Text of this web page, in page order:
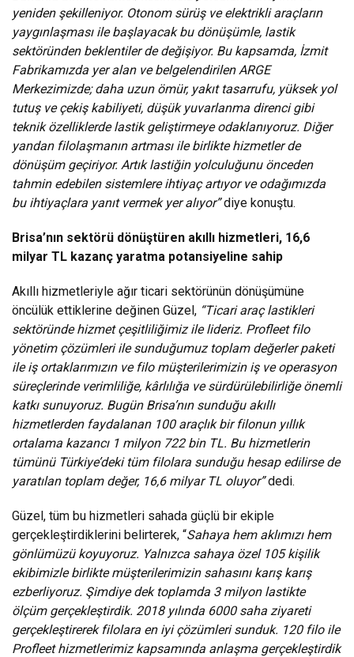
yeniden şekilleniyor. Otonom sürüş ve elektrikli araçların
yaygınlaşması ile başlayacak bu dönüşümle, lastik
sektöründen beklentiler de değişiyor. Bu kapsamda, İzmit
Fabrikamızda yer alan ve belgelendirilen ARGE
Merkezimizde; daha uzun ömür, yakıt tasarrufu, yüksek yol
tutuş ve çekiş kabiliyeti, düşük yuvarlanma direnci gibi
teknik özelliklerde lastik geliştirmeye odaklanıyoruz. Diğer
yandan filolaşmanın artması ile birlikte hizmetler de
dönüşüm geçiriyor. Artık lastiğin yolculuğunu önceden
tahmin edebilen sistemlere ihtiyaç artıyor ve odağımızda
bu ihtiyaçlara yanıt vermek yer alıyor”diye konuştu.
Brisa’nın sektörü dönüştüren akıllı hizmetleri, 16,6
milyar TL kazanç yaratma potansiyeline sahip
Akıllı hizmetleriyle ağır ticari sektörünün dönüşümüne
öncülük ettiklerine değinen Güzel, “Ticari araç lastikleri
sektöründe hizmet çeşitliliğimiz ile lideriz. Profleet filo
yönetim çözümleri ile sunduğumuz toplam değerler paketi
ile iş ortaklarımızın ve filo müşterilerimizin iş ve operasyon
süreçlerinde verimliliğe, kârlılığa ve sürdürülebilirliğe önemli
katkı sunuyoruz. Bugün Brisa’nın sunduğu akıllı
hizmetlerden faydalanan 100 araçlık bir filonun yıllık
ortalama kazancı 1 milyon 722 bin TL. Bu hizmetlerin
tümünü Türkiye’deki tüm filolara sunduğu hesap edilirse de
yaratılan toplam değer, 16,6 milyar TL oluyor”dedi.
Güzel, tüm bu hizmetleri sahada güçlü bir ekiple
gerçekleştirdiklerini belirterek, “Sahaya hem aklımızı hem
gönlümüzü koyuyoruz. Yalnızca sahaya özel 105 kişilik
ekibimizle birlikte müşterilerimizin sahasını karış karış
ezberliyoruz. Şimdiye dek toplamda 3 milyon lastikte
ölçüm gerçekleştirdik. 2018 yılında 6000 saha ziyareti
gerçekleştirerek filolara en iyi çözümleri sunduk. 120 filo ile
Profleet hizmetlerimiz kapsamında anlaşma gerçekleştirdik